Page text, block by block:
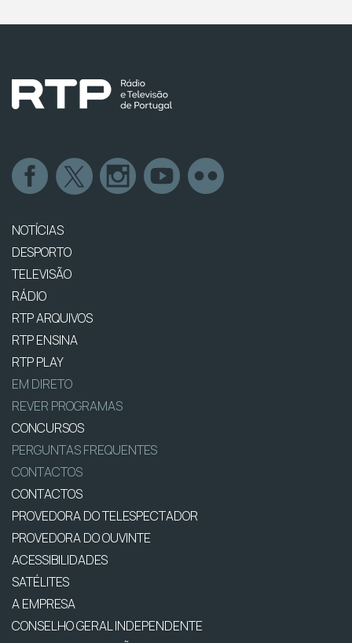
NOTÍCIAS
DESPORTO
TELEVISÃO
RÁDIO
RTP ARQUIVOS
RTP ENSINA
RTP PLAY
EM DIRETO
REVER PROGRAMAS
CONCURSOS
PERGUNTAS FREQUENTES
CONTACTOS
CONTACTOS
PROVEDORA DO TELESPECTADOR
PROVEDORA DO OUVINTE
ACESSIBILIDADES
SATÉLITES
A EMPRESA
CONSELHO GERAL INDEPENDENTE